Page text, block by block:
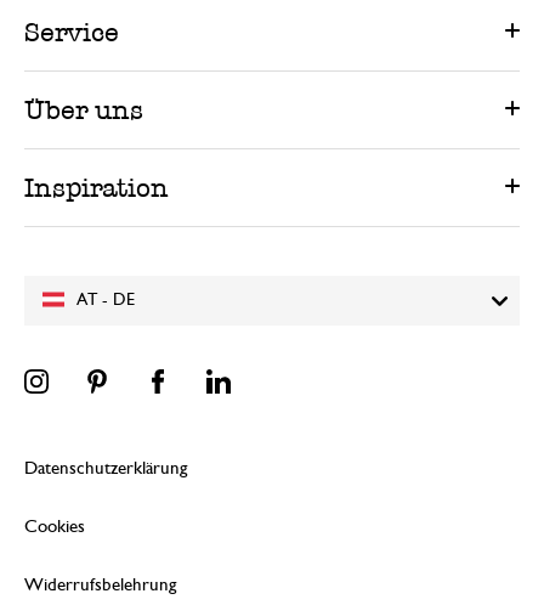
AT - DE
Service
Über uns
Inspiration
Datenschutzerklärung
Cookies
Widerrufsbelehrung